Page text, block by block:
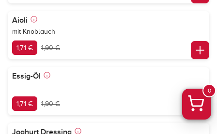
Aioli
mit Knoblauch
1,71 € 1,90 €
Essig-Öl
1,71 € 1,90 €
Joghurt Dressing
0